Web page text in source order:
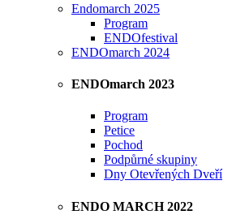
Endomarch 2025
Program
ENDOfestival
ENDOmarch 2024
ENDOmarch 2023
Program
Petice
Pochod
Podpůrné skupiny
Dny Otevřených Dveří
ENDO MARCH 2022